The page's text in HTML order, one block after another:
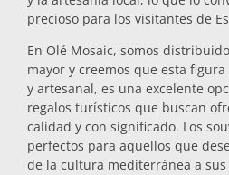
Souvenirs por ciudad
Souvenirs de España
precioso para los visitantes de
En Olé Mosaic, somos
mayor y creemos que esta
y artesanal, es una excelente
regalos turísticos que buscan
calidad y con significado. Los
perfectos para aquellos que
de la cultura mediterránea a sus